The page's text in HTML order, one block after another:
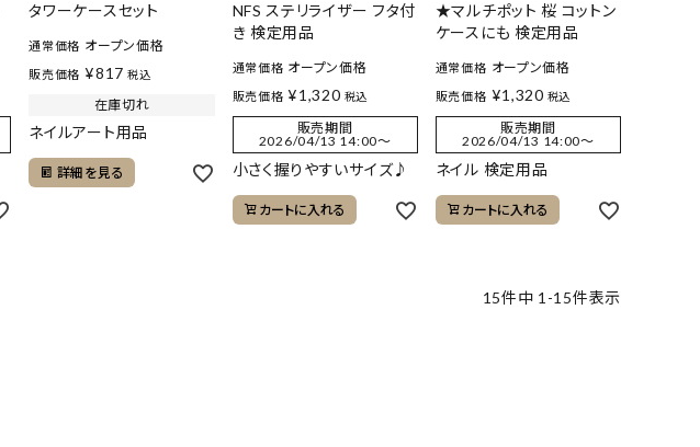
タワーケースセット
通常価格 オープン価格
販売価格 ¥817 税込
在庫切れ
ネイルアート用品
詳細を見る
NFS ステリライザー フタ付
き 検定用品
通常価格 オープン価格
販売価格 ¥1,320 税込
販売期間
2026/04/13 14:00〜
小さく握りやすいサイズ♪
カートに入れる
★マルチポット 桜 コットン
ケースにも 検定用品
通常価格 オープン価格
販売価格 ¥1,320 税込
販売期間
2026/04/13 14:00〜
ネイル 検定用品
カートに入れる
15件中 1 -15件表示